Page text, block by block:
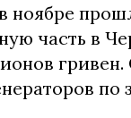
ноябре
часть в